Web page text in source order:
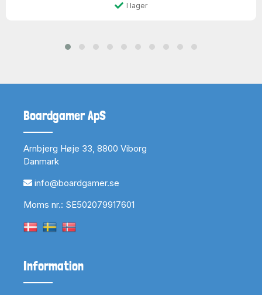
I lager
Boardgamer ApS
Arnbjerg Høje 33, 8800 Viborg
Danmark
info@boardgamer.se
Moms nr.: SE502079917601
Information